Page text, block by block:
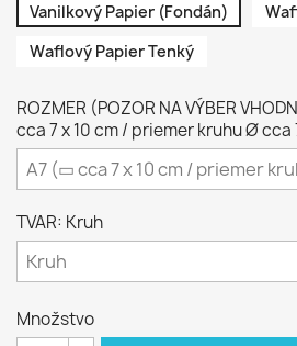
Vanilkový Papier (Fondán)
Waflový Papier Tenký
ROZMER (POZOR NA VÝBER
cca 7 x 10 cm / priemer kruhu Ø cca
TVAR: Kruh
Množstvo